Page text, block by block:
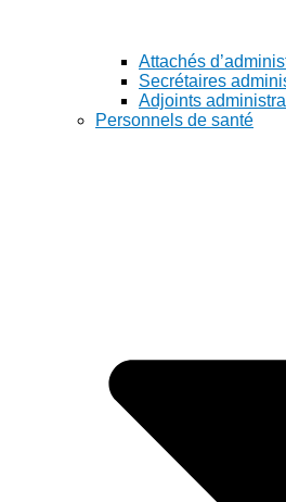
Attachés
Secrétaires
Adjoints
Personnels de santé